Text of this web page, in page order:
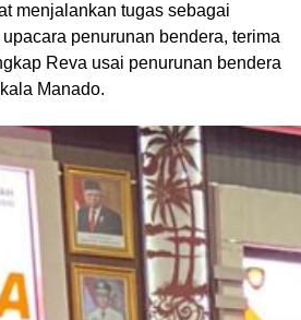
menjalankan tugas sebagai
penurunan bendera, terima
Reva usai penurunan bendera
Manado.